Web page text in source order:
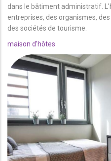
dans le bâtiment administratif.
entreprises, des organismes,
des sociétés de tourisme.
maison d'hôtes